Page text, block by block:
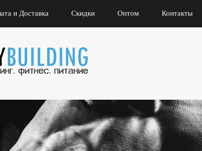
и Доставка Скидки Оптом Контакты